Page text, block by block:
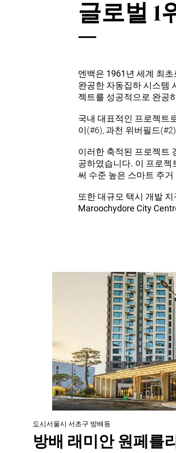
글로벌 1
엔백은 1961년 세계 최초
완공한 자동집하 시스템
젝트를 성공적으로 완공
국내 대표적인 프로젝트
이(#6), 과천 위버필드
이러한 축적된 프로젝트
공하였습니다. 이 프로젝
써 수준 높은 스마트 주
또한 대규모 택시 개발
Maroochydore City
도시서울시 서초구 방배동
방배 래미안 원페를